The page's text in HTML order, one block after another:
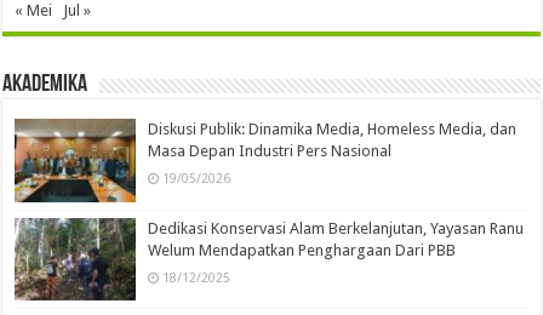
« Mei
Jul »
Akademika
Diskusi Publik: Dinamika Media, Homeless Media, dan
Masa Depan Industri Pers Nasional
19/05/2026
Dedikasi Konservasi Alam Berkelanjutan, Yayasan Ranu
Welum Mendapatkan Penghargaan Dari PBB
18/12/2025